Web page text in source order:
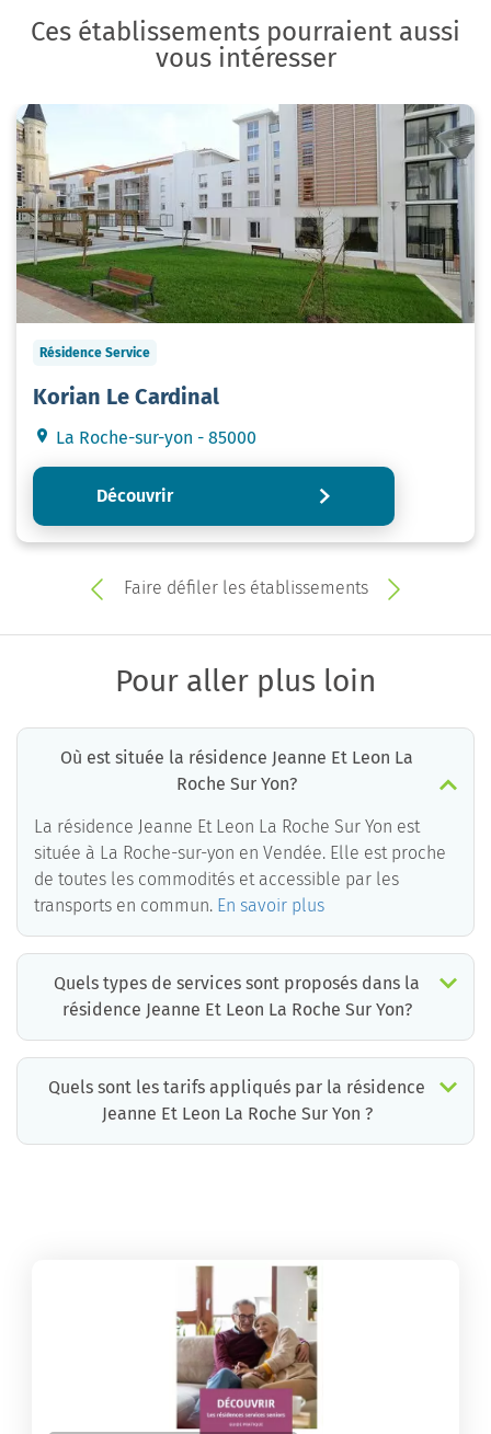
Ces établissements pourraient aussi
vous intéresser
Résidence Service
Korian Le Cardinal
La Roche-sur-yon - 85000
Découvrir
Faire défiler les établissements
Pour aller plus loin
Où est située la résidence Jeanne Et Leon La
Roche Sur Yon?
La résidence Jeanne Et Leon La Roche Sur Yon est
située à La Roche-sur-yon en Vendée. Elle est proche
de toutes les commodités et accessible par les
transports en commun. En savoir plus
Quels types de services sont proposés dans la
résidence Jeanne Et Leon La Roche Sur Yon?
Quels sont les tarifs appliqués par la résidence
Jeanne Et Leon La Roche Sur Yon ?